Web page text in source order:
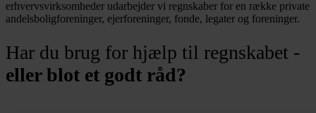
erhvervsvirksomheder udarbejder vi regnskaber for en række private
andelsboligforeninger, ejerforeninger, fonde, legater og foreninger.
Har du brug for hjælp til regnskabet -
eller blot et godt råd?